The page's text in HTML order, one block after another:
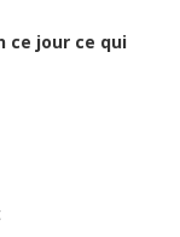
ce jour ce qui